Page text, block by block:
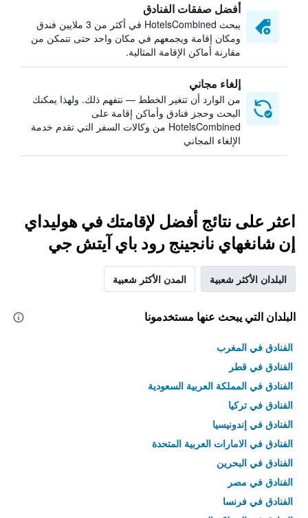
أفضل صفقات الفنادق
يبحث HotelsCombined في أكثر من 3 ملايين فندق
ومكان إقامة ويجمعهم في مكان واحد حتى تتمكن من
مقارنة أماكن الإقامة المثالية.
إلغاء مجاني
من الوارد أن تتغير الخطط — نتفهم ذلك. ولهذا يمكنك
البحث وحجز فنادق وأماكن إقامة على
HotelsCombined من وكالات السفر التي تقدم خدمة
الإلغاء المجاني
اعثر على نتائج أفضل لإقامتك في هوليداي
إن شانغهاي نانجينج رود باي آيتش جي
البلدان الأكثر شعبية المدن الأكثر شعبية
البلدان التي يبحث عنها مستخدمونا
الفنادق في المغرب
الفنادق في قطر
الفنادق في المملكة العربية السعودية
الفنادق في تركيا
الفنادق في إندونيسيا
الفنادق في الامارات العربية المتحدة
الفنادق في البحرين
الفنادق في مصر
الفنادق في فرنسا